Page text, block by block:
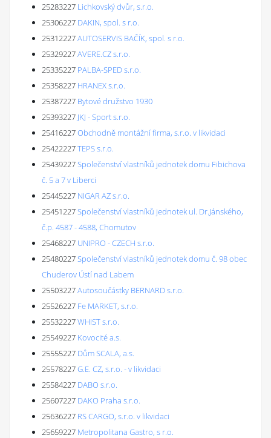
25283227 Lichkovský dvůr, s.r.o.
25306227 DAKIN, spol. s r.o.
25312227AUTOSERVIS BAČÍK, spol. s r.o.
25329227AVERE.CZ s.r.o.
25335227 PALBA-SPED s.r.o.
25358227 HRANEX s.r.o.
25387227 Bytové družstvo 1930
25393227 JKJ - Sport s.r.o.
25416227Obchodně montážní firma, s.r.o. v likvidaci
25422227TEPS s.r.o.
25439227Společenství vlastníků jednotek domu Fibichova
č. 5 a 7 v Liberci
25445227 NIGAR AZ s.r.o.
25451227Společenství vlastníků jednotek ul. Dr.Jánského,
č.p. 4587 - 4588, Chomutov
25468227 UNIPRO - CZECH s.r.o.
25480227Společenství vlastníků jednotek domu č. 98 obec
Chuderov Ústí nad Labem
25503227Autosoučástky BERNARD s.r.o.
25526227 Fe MARKET, s.r.o.
25532227WHIST s.r.o.
25549227 Kovocité a.s.
25555227 Dům SCALA, a.s.
25578227G.E. CZ, s.r.o. - v likvidaci
25584227 DABO s.r.o.
25607227 DAKO Praha s.r.o.
25636227 RS CARGO, s.r.o. v likvidaci
25659227 Metropolitana Gastro, s r.o.